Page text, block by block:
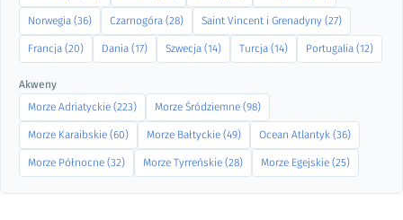
Norwegia (36) Czarnogóra (28) Saint Vincent i Grenadyny (27)
Francja (20) Dania (17) Szwecja (14) Turcja (14) Portugalia (12)
Akweny
Morze Adriatyckie (223)
Morze Śródziemne (98)
Morze Karaibskie (60) Morze Bałtyckie (49) Ocean Atlantyk (36)
Morze Północne (32) Morze Tyrreńskie (28) Morze Egejskie (25)